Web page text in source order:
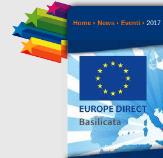
Home News Eventi 2017